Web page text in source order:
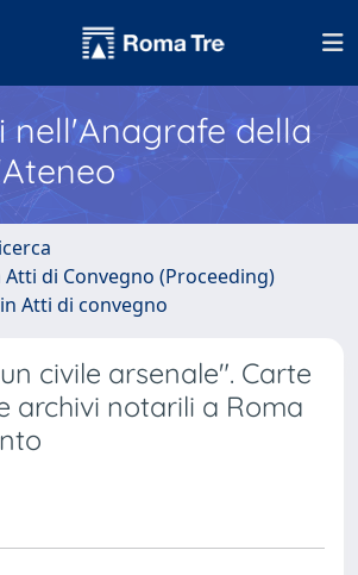
nell'Anagrafe della
di Convegno (Proceeding)
Atti di convegno
civile arsenale". Carte
archivi notarili a Roma